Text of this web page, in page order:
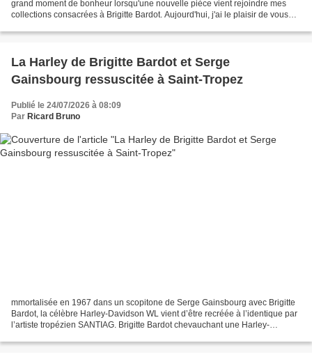
grand moment de bonheur lorsqu'une nouvelle pièce vient rejoindre mes
collections consacrées à Brigitte Bardot. Aujourd'hui, j'ai le plaisir de vous
La Harley de Brigitte Bardot et Serge
Gainsbourg ressuscitée à Saint-Tropez
Publié le 24/07/2026 à 08:09
Par Ricard Bruno
mmortalisée en 1967 dans un scopitone de Serge Gainsbourg avec Brigitte
Bardot, la célèbre Harley-Davidson WL vient d’être recréée à l’identique par
l’artiste tropézien SANTIAG. Brigitte Bardot chevauchant une Harley-